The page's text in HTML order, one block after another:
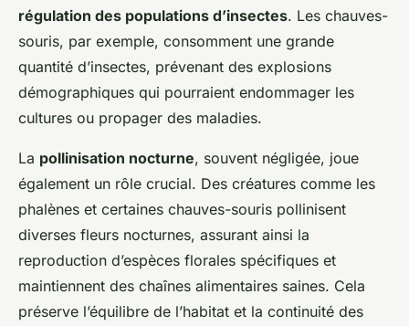
régulation des populations d’insectes. Les chauves-
souris, par exemple, consomment une grande
quantité d’insectes, prévenant des explosions
démographiques qui pourraient endommager les
cultures ou propager des maladies.
La pollinisation nocturne, souvent négligée, joue
également un rôle crucial. Des créatures comme les
phalènes et certaines chauves-souris pollinisent
diverses fleurs nocturnes, assurant ainsi la
reproduction d’espèces florales spécifiques et
maintiennent des chaînes alimentaires saines. Cela
préserve l’équilibre de l’habitat et la continuité des